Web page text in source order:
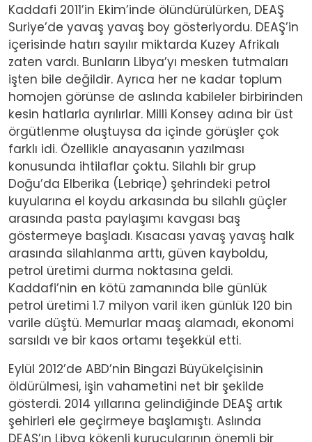
Kaddafi 2011’in Ekim’inde ölündürülürken, DEAŞ
Suriye’de yavaş yavaş boy gösteriyordu. DEAŞ’in
içerisinde hatırı sayılır miktarda Kuzey Afrikalı
zaten vardı. Bunların Libya’yı mesken tutmaları
işten bile değildir. Ayrıca her ne kadar toplum
homojen görünse de aslında kabileler birbirinden
kesin hatlarla ayrılırlar. Milli Konsey adına bir üst
örgütlenme oluştuysa da içinde görüşler çok
farklı idi. Özellikle anayasanın yazılması
konusunda ihtilaflar çoktu. Silahlı bir grup
Doğu’da Elberika (Lebriqe) şehrindeki petrol
kuyularına el koydu arkasında bu silahlı güçler
arasında pasta paylaşımı kavgası baş
göstermeye başladı. Kısacası yavaş yavaş halk
arasında silahlanma arttı, güven kayboldu,
petrol üretimi durma noktasına geldi.
Kaddafi’nin en kötü zamanında bile günlük
petrol üretimi 1.7 milyon varil iken günlük 120 bin
varile düştü. Memurlar maaş alamadı, ekonomi
sarsıldı ve bir kaos ortamı teşekkül etti.
Eylül 2012’de ABD’nin Bingazi Büyükelçisinin
öldürülmesi, işin vahametini net bir şekilde
gösterdi. 2014 yıllarına gelindiğinde DEAŞ artık
şehirleri ele geçirmeye başlamıştı. Aslında
DEAŞ’ın Libya kökenli kurucularının önemli bir